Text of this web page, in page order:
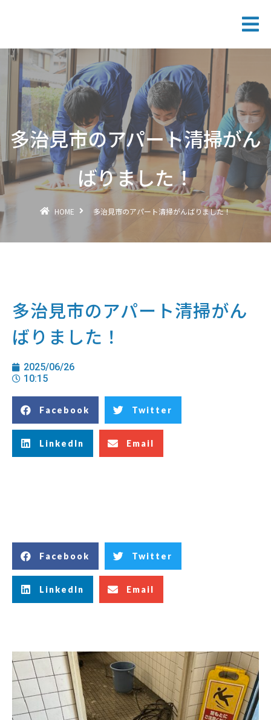
多治見市のアパート清掃がん
ばりました！
HOME 多治見市のアパート清掃がんばりました！
多治見市のアパート清掃がん
ばりました！
2025/06/26
10:15
Facebook Twitter
LinkedIn Email
Facebook Twitter
LinkedIn Email